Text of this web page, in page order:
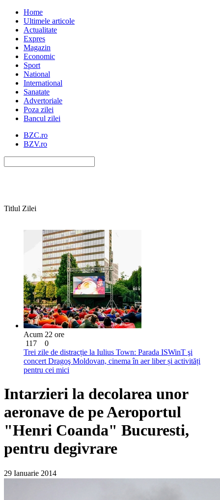
Home
Ultimele articole
Actualitate
Expres
Magazin
Economic
Sport
National
International
Sanatate
Advertoriale
Poza zilei
Bancul zilei
BZC.ro
BZV.ro
Titlul Zilei
Acum 22 ore
117
0
Trei zile de distracție la Iulius Town: Parada ISWinT şi
concert Dragoş Moldovan, cinema în aer liber și activități
pentru cei mici
Intarzieri la decolarea unor
aeronave de pe Aeroportul
"Henri Coanda" Bucuresti,
pentru degivrare
29 Ianuarie 2014